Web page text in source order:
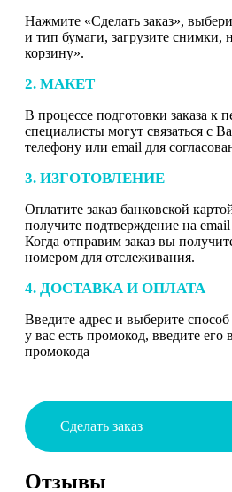
Нажмите «Сделать заказ»,
и тип бумаги, загрузите снимки,
корзину».
2. МАКЕТ
В процессе подготовки заказа к
специалисты могут связаться с
телефону или email для
3. ИЗГОТОВЛЕНИЕ
Оплатите заказ банковской
получите подтверждение на email
Когда отправим заказ вы
номером для отслеживания.
4. ДОСТАВКА И ОПЛАТА
Введите адрес и выберите способ
у вас есть промокод, введите его
промокода
Сделать заказ
Отзывы